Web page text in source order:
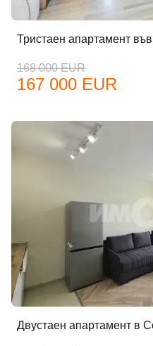
Тристаен апартамент
168 000 EUR
167 000 EUR
Двустаен апартамент в